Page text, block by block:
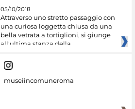
05/10/2018
Attraverso uno stretto passaggio con
una curiosa loggetta chiusa da una
bella vetrata a tortiglioni, si giunge
all'ultima stanza della
museiincomuneroma